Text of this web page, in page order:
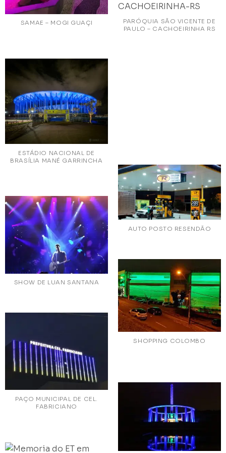
SAMAE – MOGI GUAÇI
PARÓQUIA SÃO VICENTE DE
PAULO – CACHOEIRINHA RS
ESTÁDIO NACIONAL DE
BRASÍLIA MANÉ GARRINCHA
AUTO POSTO RESENDÃO
SHOW DE LUAN SANTANA
SHOPPING COLOMBO
PAÇO MUNICIPAL DE CEL.
FABRICIANO